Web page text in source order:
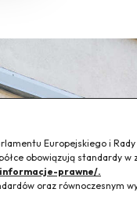
Europejskiego i
obowiązują standardy
prawne/.
oraz równoczesnym